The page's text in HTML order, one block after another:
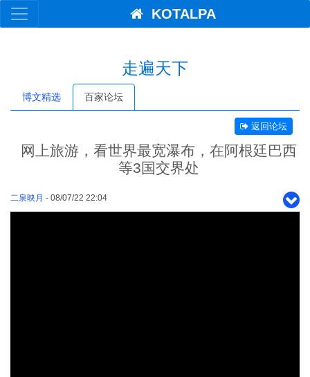
KOTALPA
走遍天下
博文精选 百家论坛
返回论坛
网上旅游，看世界最宽瀑布，在阿根廷巴西
等3国交界处
二泉映月 - 08/07/22 22:04